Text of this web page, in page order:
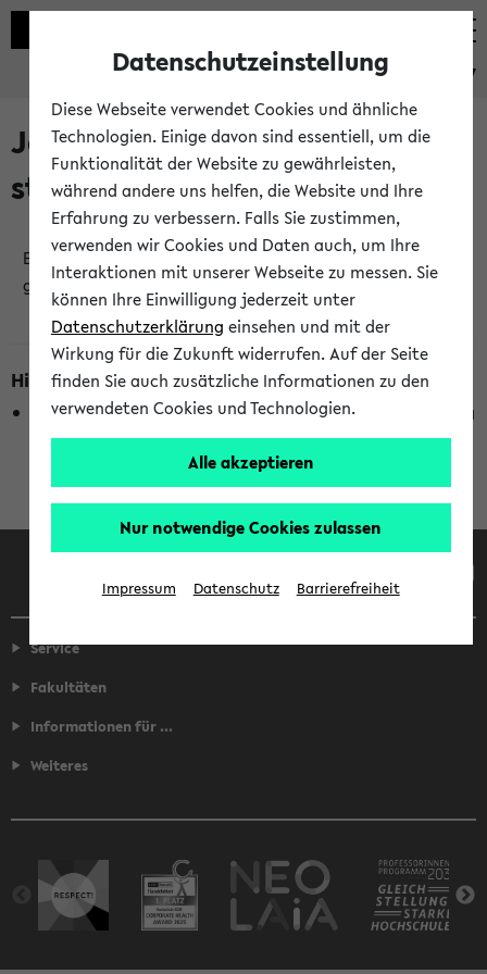
eKVV
Jetzt und in Kürze
stattfindende Veranstaltungen
Es wurden keine jetzt stattfindenden Veranstaltungen
gefunden!
Hinweise zur Liste
Die Anzeige ist semesterübergreifend und nicht abhängig
vom im eKVV gewählten Semester.
Facebook Instagram LinkedIn TikTok
Service
Fakultäten
Informationen für ...
Weiteres
Datenschutzeinstellung
Diese Webseite verwendet Cookies und ähnliche
Technologien. Einige davon sind essentiell, um die
Funktionalität der Website zu gewährleisten,
während andere uns helfen, die Website und Ihre
Erfahrung zu verbessern. Falls Sie zustimmen,
verwenden wir Cookies und Daten auch, um Ihre
Interaktionen mit unserer Webseite zu messen. Sie
können Ihre Einwilligung jederzeit unter
Datenschutzerklärung einsehen und mit der
Wirkung für die Zukunft widerrufen. Auf der Seite
finden Sie auch zusätzliche Informationen zu den
verwendeten Cookies und Technologien.
Alle akzeptieren
Nur notwendige Cookies zulassen
Impressum Datenschutz Barrierefreiheit